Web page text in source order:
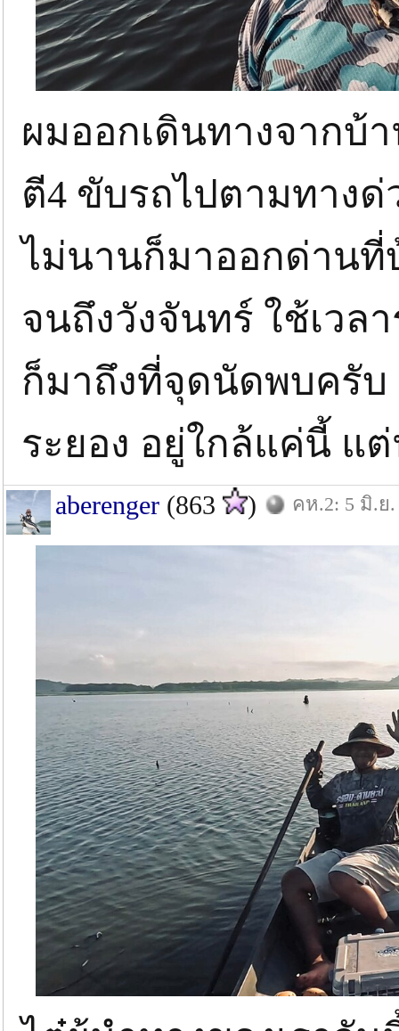
ผมออกเดินทางจาก
ตี4 ขับรถไปตามทางด่
ไม่นานก็มาออกด่านที่
จนถึงวังจันทร์ ใช้เวล
ก็มาถึงที่จุดนัดพบครับ
ระยอง อยู่ใกล้แค่นี้ แ
aberenger (863 ) คห.2: 5 มิ.ย.